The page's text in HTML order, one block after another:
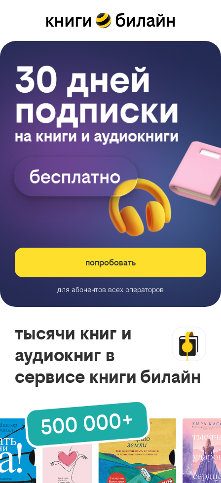
попробовать
для абонентов всех операторов
тысячи книг и
аудиокниг в
сервисе книги билайн